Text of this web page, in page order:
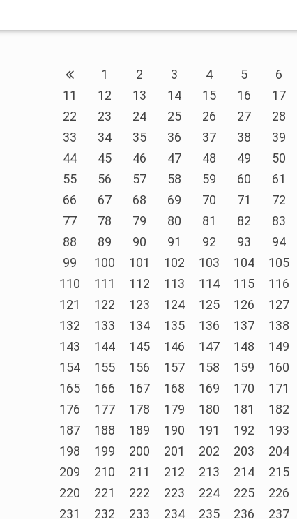
1 2 3 4 5 6
11
12 13 14 15 16 17
22
23 24 25 26 27 28
33
34 35 36 37 38 39
44
45 46 47 48 49 50
55
56 57 58 59 60 61
66
67 68 69 70 71 72
77
78 79 80 81 82 83
88
89 90 91 92 93 94
99
100 101 102 103 104 105
110
111 112 113 114 115 116
121
122 123 124 125 126 127
132
133 134 135 136 137 138
143
144 145 146 147 148 149
154
155 156 157 158 159 160
165
166 167 168 169 170 171
176
177 178 179 180 181 182
187
188 189 190 191 192 193
198
199 200 201 202 203 204
209
210 211 212 213 214 215
220
221 222 223 224 225 226
231
232 233 234 235 236 237